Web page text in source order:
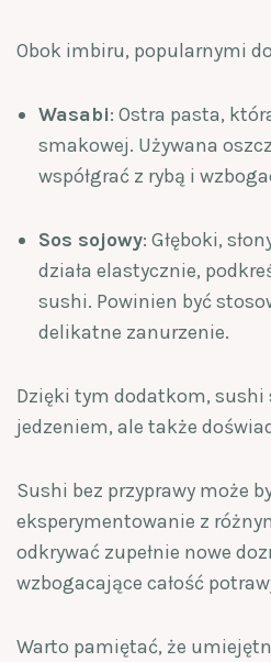
Obok imbiru, popularnymi
Wasabi: Ostra pasta,
smakowej. Używana
współgrać z rybą i
Sos sojowy: Głęboki,
działa elastycznie,
sushi. Powinien być
delikatne zanurzenie.
Dzięki tym dodatkom, sushi
jedzeniem, ale także
Sushi bez przyprawy może
eksperymentowanie z
odkrywać zupełnie nowe
wzbogacające całość
Warto pamiętać, że